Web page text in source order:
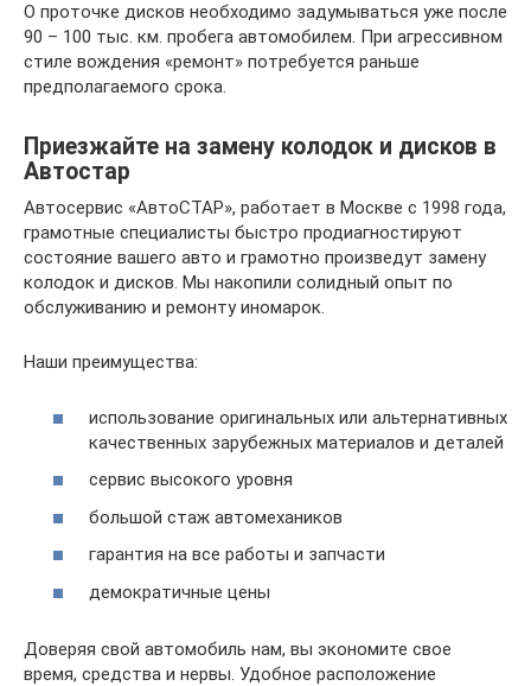
О проточке дисков необходимо задумываться уже после
90 – 100 тыс. км. пробега автомобилем. При агрессивном
стиле вождения «ремонт» потребуется раньше
предполагаемого срока.
Приезжайте на замену колодок и дисков в
Автостар
Автосервис «АвтоСТАР», работает в Москве с 1998 года,
грамотные специалисты быстро продиагностируют
состояние вашего авто и грамотно произведут замену
колодок и дисков. Мы накопили солидный опыт по
обслуживанию и ремонту иномарок.
Наши преимущества:
использование оригинальных или альтернативных
качественных зарубежных материалов и деталей
сервис высокого уровня
большой стаж автомехаников
гарантия на все работы и запчасти
демократичные цены
Доверяя свой автомобиль нам, вы экономите свое
время, средства и нервы. Удобное расположение